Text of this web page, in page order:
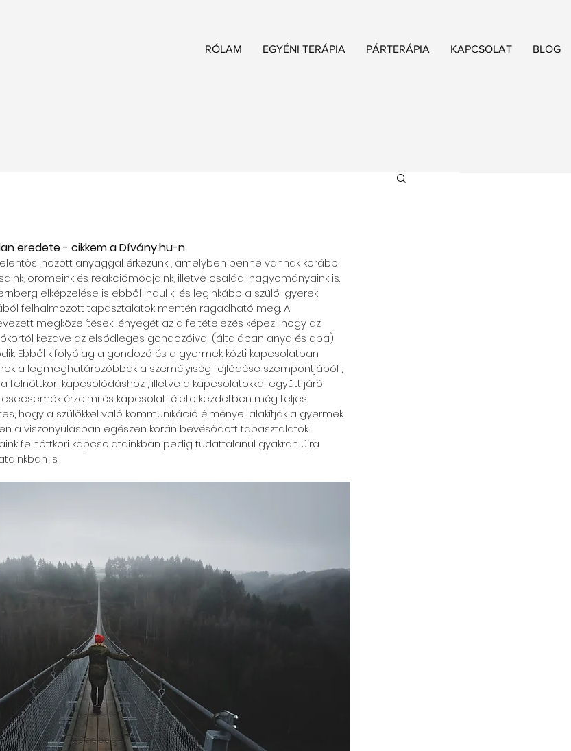
RÓLAM EGYÉNI TERÁPIA PÁRTERÁPIA KAPCSOLAT BLOG
eredete - cikkem a Dívány.hu-n
hozott anyaggal érkezünk , amelyben benne vannak korábbi
örömeink és reakciómódjaink, illetve családi hagyományaink is.
elképzelése is ebből indul ki és leginkább a szülő-gyerek
felhalmozott tapasztalatok mentén ragadható meg. A
megközelítések lényegét az a feltételezés képezi, hogy az
kezdve az elsődleges gondozóival (általában anya és apa)
Ebből kifolyólag a gondozó és a gyermek közti kapcsolatban
a legmeghatározóbbak a személyiség fejlődése szempontjából ,
felnőttkori kapcsolódáshoz , illetve a kapcsolatokkal együtt járó
csecsemők érzelmi és kapcsolati élete kezdetben még teljes
hogy a szülőkkel való kommunikáció élményei alakítják a gyermek
a viszonyulásban egészen korán bevésődött tapasztalatok
felnőttkori kapcsolatainkban pedig tudattalanul gyakran újra
is.